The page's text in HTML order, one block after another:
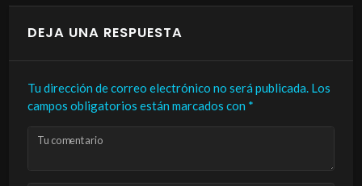
DEJA UNA RESPUESTA
Tu dirección de correo electrónico no será publicada. Los
campos obligatorios están marcados con *
Tu comentario